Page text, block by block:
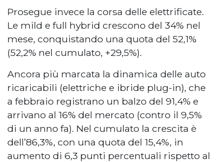
Prosegue invece la corsa delle elettrificate.
Le mild e full hybrid crescono del 34% nel
mese, conquistando una quota del 52,1%
(52,2% nel cumulato, +29,5%).
Ancora più marcata la dinamica delle auto
ricaricabili (elettriche e ibride plug-in), che
a febbraio registrano un balzo del 91,4% e
arrivano al 16% del mercato (contro il 9,5%
di un anno fa). Nel cumulato la crescita è
dell’86,3%, con una quota del 15,4%, in
aumento di 6,3 punti percentuali rispetto al